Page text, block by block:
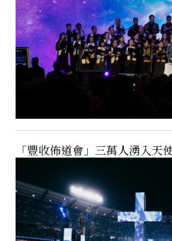
「豐收佈道會」三萬人湧入天